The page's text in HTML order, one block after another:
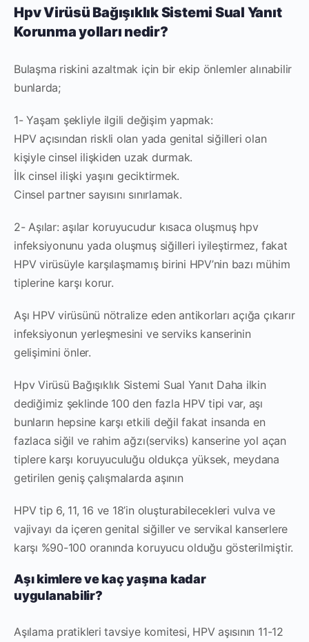
Hpv Virüsü Bağışıklık Sistemi Sual Yanıt
Korunma yolları nedir?
Bulaşma riskini azaltmak için bir ekip önlemler alınabilir
bunlarda;
1- Yaşam şekliyle ilgili değişim yapmak:
HPV açısından riskli olan yada genital siğilleri olan
kişiyle cinsel ilişkiden uzak durmak.
İlk cinsel ilişki yaşını geciktirmek.
Cinsel partner sayısını sınırlamak.
2- Aşılar: aşılar koruyucudur kısaca oluşmuş hpv
infeksiyonunu yada oluşmuş siğilleri iyileştirmez, fakat
HPV virüsüyle karşılaşmamış birini HPV’nin bazı mühim
tiplerine karşı korur.
Aşı HPV virüsünü nötralize eden antikorları açığa çıkarır
infeksiyonun yerleşmesini ve serviks kanserinin
gelişimini önler.
Hpv Virüsü Bağışıklık Sistemi Sual Yanıt Daha ilkin
dediğimiz şeklinde 100 den fazla HPV tipi var, aşı
bunların hepsine karşı etkili değil fakat insanda en
fazlaca siğil ve rahim ağzı(serviks) kanserine yol açan
tiplere karşı koruyuculuğu oldukça yüksek, meydana
getirilen geniş çalışmalarda aşının
HPV tip 6, 11, 16 ve 18’in oluşturabilecekleri vulva ve
vajivayı da içeren genital siğiller ve servikal kanserlere
karşı %90-100 oranında koruyucu olduğu gösterilmiştir.
Aşı kimlere ve kaç yaşına kadar
uygulanabilir?
Aşılama pratikleri tavsiye komitesi, HPV aşısının 11-12